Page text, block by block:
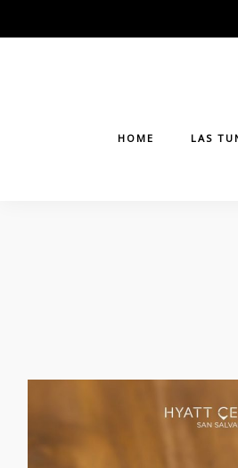
to
HOME LAS